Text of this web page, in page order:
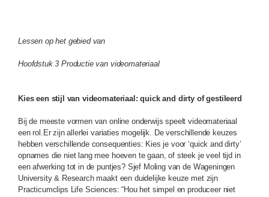
Lessen op het gebied van
Hoofdstuk 3 Productie van videomateriaal
Kies een stijl van videomateriaal: quick and dirty of gestileerd
Bij de meeste vormen van online onderwijs speelt videomateriaal
een rol.Er zijn allerlei variaties mogelijk. De verschillende keuzes
hebben verschillende consequenties: Kies je voor ‘quick and dirty’
opnames die niet lang mee hoeven te gaan, of steek je veel tijd in
een afwerking tot in de puntjes? Sjef Moling van de Wageningen
University & Research maakt een duidelijke keuze met zijn
Practicumclips Life Sciences: “Hou het simpel en produceer niet